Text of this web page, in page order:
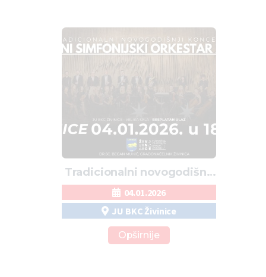
Tradicionalni novogodišnji
koncert
04.01.2026
JU BKC Živinice
Opširnije